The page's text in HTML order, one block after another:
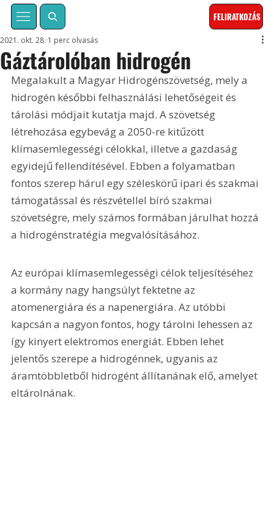
FELIRATKOZÁS
Gáztárolóban hidrogén
2021. okt. 28. 1 perc olvasás
Megalakult a Magyar Hidrogénszövetség, mely a
hidrogén későbbi felhasználási lehetőségeit és
tárolási módjait kutatja majd. A szövetség
létrehozása egybevág a 2050-re kitűzött
klímasemlegességi célokkal, illetve a gazdaság
egyidejű fellendítésével. Ebben a folyamatban
fontos szerep hárul egy széleskörű ipari és szakmai
támogatással és részvétellel bíró szakmai
szövetségre, mely számos formában járulhat hozzá
a hidrogénstratégia megvalósításához.
Az európai klímasemlegességi célok teljesítéséhez
a kormány nagy hangsúlyt fektetne az
atomenergiára és a napenergiára. Az utóbbi
kapcsán a nagyon fontos, hogy tárolni lehessen az
így kinyert elektromos energiát. Ebben lehet
jelentős szerepe a hidrogénnek, ugyanis az
áramtöbbletből hidrogént állítanának elő, amelyet
eltárolnának.